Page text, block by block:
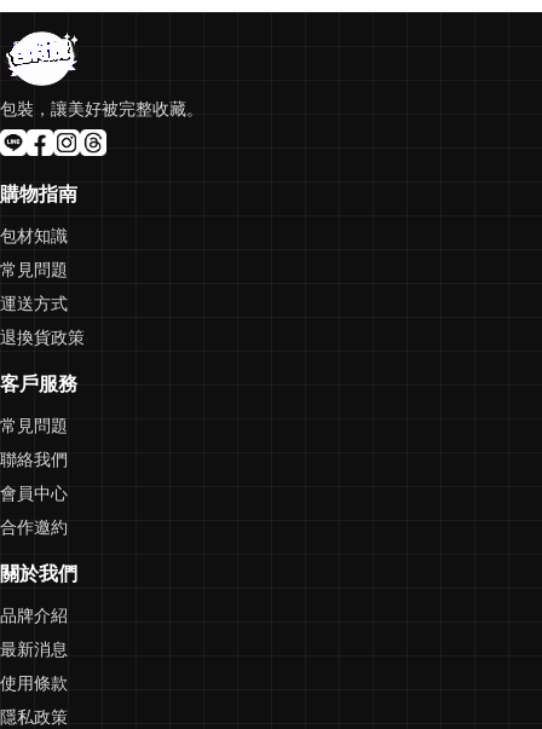
包裝，讓美好被完整收藏。
購物指南
包材知識
常見問題
運送方式
退換貨政策
客戶服務
常見問題
聯絡我們
會員中心
合作邀約
關於我們
品牌介紹
最新消息
使用條款
隱私政策